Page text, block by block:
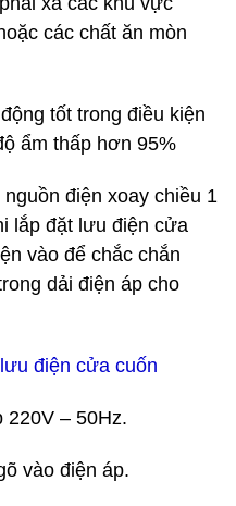
các chất ăn mòn
tốt trong điều kiện
ẩm thấp hơn 95%
điện xoay chiều 1
lắp đặt lưu điện cửa
vào để chắc chắn
dải điện áp cho
điện cửa cuốn
220V – 50Hz.
vào điện áp.